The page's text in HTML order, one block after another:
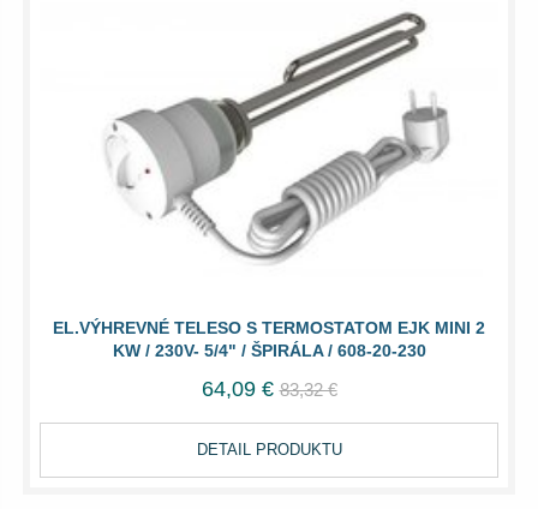
EL.VÝHREVNÉ TELESO S TERMOSTATOM EJK MINI 2
KW / 230V- 5/4" / ŠPIRÁLA / 608-20-230
64,09 € 83,32 €
DETAIL PRODUKTU